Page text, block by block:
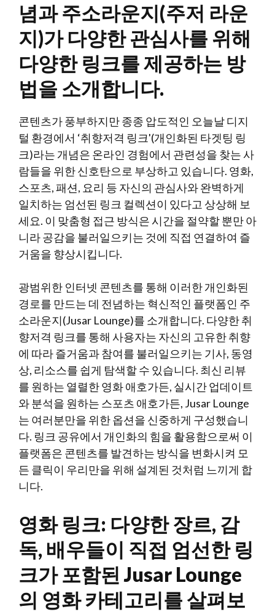
념과 주소라운지(주저 라운
지)가 다양한 관심사를 위해
다양한 링크를 제공하는 방
법을 소개합니다.
콘텐츠가 풍부하지만 종종 압도적인 오늘날 디지
털 환경에서 ‘취향저격 링크'(개인화된 타겟팅 링
크)라는 개념은 온라인 경험에서 관련성을 찾는 사
람들을 위한 신호탄으로 부상하고 있습니다. 영화,
스포츠, 패션, 요리 등 자신의 관심사와 완벽하게
일치하는 엄선된 링크 컬렉션이 있다고 상상해 보
세요. 이 맞춤형 접근 방식은 시간을 절약할 뿐만 아
니라 공감을 불러일으키는 것에 직접 연결하여 즐
거움을 향상시킵니다.
광범위한 인터넷 콘텐츠를 통해 이러한 개인화된
경로를 만드는 데 전념하는 혁신적인 플랫폼인 주
소라운지(Jusar Lounge)를 소개합니다. 다양한 취
향저격 링크를 통해 사용자는 자신의 고유한 취향
에 따라 즐거움과 참여를 불러일으키는 기사, 동영
상, 리소스를 쉽게 탐색할 수 있습니다. 최신 리뷰
를 원하는 열렬한 영화 애호가든, 실시간 업데이트
와 분석을 원하는 스포츠 애호가든, Jusar Lounge
는 여러분만을 위한 옵션을 신중하게 구성했습니
다. 링크 공유에서 개인화의 힘을 활용함으로써 이
플랫폼은 콘텐츠를 발견하는 방식을 변화시켜 모
든 클릭이 우리만을 위해 설계된 것처럼 느끼게 합
니다.
영화 링크: 다양한 장르, 감
독, 배우들이 직접 엄선한 링
크가 포함된 Jusar Lounge
의 영화 카테고리를 살펴보